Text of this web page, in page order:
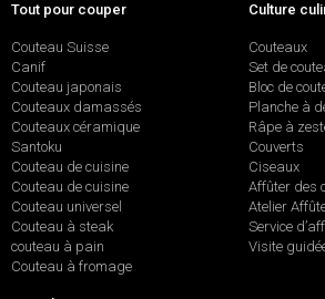
Tout pour couper
Couteau Suisse
Canif
Couteau japonais
Couteaux damassés
Couteaux céramique
Santoku
Couteau de cuisine
Couteau de cuisine
Couteau universel
Couteau à steak
couteau à pain
Couteau à fromage
Culture
Couteaux
Set de
Bloc de
Planche à
Râpe à
Couverts
Ciseaux
Affûter des
Atelier
Service
Visite